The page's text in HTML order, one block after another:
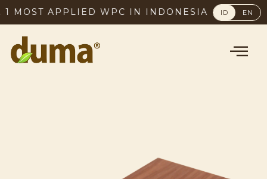
APPLIED WPC IN INDONESIA, SINCE 2003
ID EN